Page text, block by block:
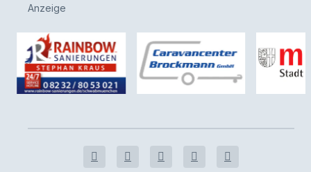
Anzeige